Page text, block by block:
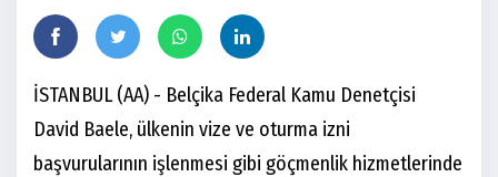
İSTANBUL (AA) - Belçika Federal Kamu Denetçisi
David Baele, ülkenin vize ve oturma izni
başvurularının işlenmesi gibi göçmenlik hizmetlerinde